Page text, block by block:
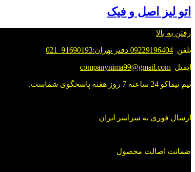
اتو لیز اصل و فیک
رفتن به بالا
تلفن 09229196404 دفتر تهران:91690193_021
ایمیل companynima99@gmail.com
تیم نیماکو 24 ساعته 7 روز هفته پاسخگوی شماست.
ارسال فوری به سراسر ایران
ضمانت اصالت محصول